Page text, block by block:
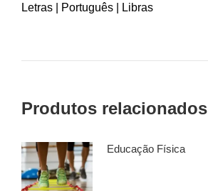
Letras | Português | Libras
Produtos relacionados
Educação Física